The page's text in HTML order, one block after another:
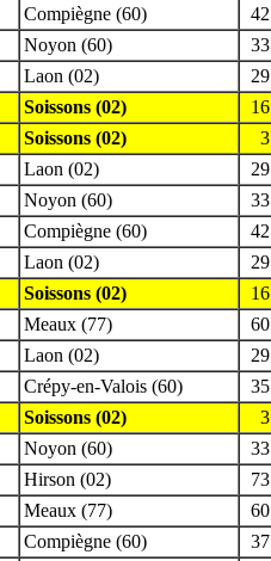
Compiègne (60)
Noyon (60)
Laon (02)
Soissons (02)
Soissons (02)
Laon (02)
Noyon (60)
Compiègne (60)
Laon (02)
Soissons (02)
Meaux (77)
Laon (02)
Crépy-en-Valois (60)
Soissons (02)
Noyon (60)
Hirson (02)
Meaux (77)
Compiègne (60)